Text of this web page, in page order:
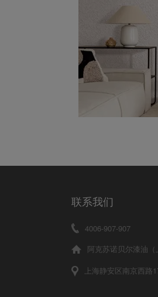
联系我们
4006-907-907
阿克苏诺贝尔漆油
上海静安区南京西路